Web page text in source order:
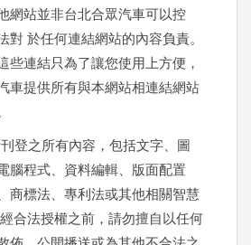
網站並非台北合眾汽車可以控
對 於任何連結網站的內容負責。
些連結只為了讓您使用上方便，
車提供所有與本網站相連結網站
登之所有內容，包括文字、圖
腦程式、資料編輯、版面配置
商標法、專利法或其他相關智慧
合法授權之前，請勿擅自以任何